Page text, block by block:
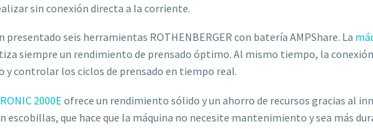
sin conexión directa a la corriente.
presentado seis herramientas ROTHENBERGER con batería AMPShare. La
siempre un rendimiento de prensado óptimo. Al mismo tiempo, la
y controlar los ciclos de prensado en tiempo real.
2000Eofrece un rendimiento sólido y un ahorro de recursos gracias al
escobillas, que hace que la máquina no necesite mantenimiento y sea más